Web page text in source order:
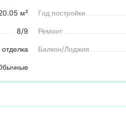
м² Год постройки
8/9 Ремонт
Балкон/Лоджия